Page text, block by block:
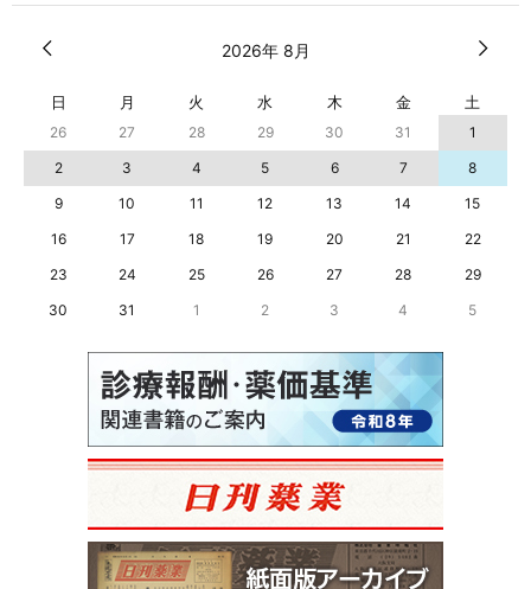
2026年 8月
日 月 火 水 木 金 土
26 27 28 29 30 31
1
2
3 4 5 6 7
8
9
10 11 12 13 14
15
16
17 18 19 20 21
22
23
24 25 26 27 28
29
30
31 1 2 3 4 5